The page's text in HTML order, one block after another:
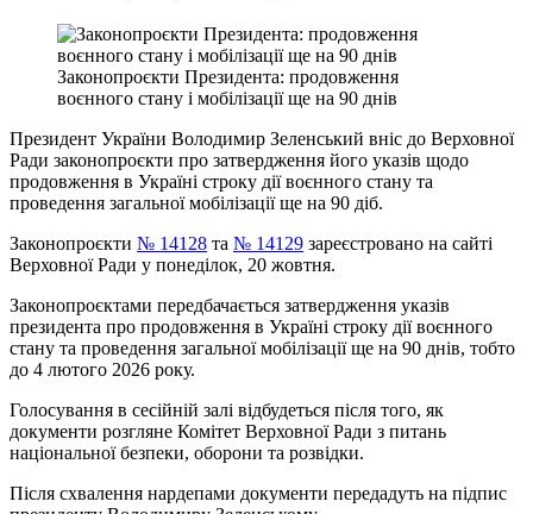
Законопроєкти Президента: продовження
воєнного стану і мобілізації ще на 90 днів
Президент України Володимир Зеленський вніс до Верховної
Ради законопроєкти про затвердження його указів щодо
продовження в Україні строку дії воєнного стану та
проведення загальної мобілізації ще на 90 діб.
Законопроєкти № 14128 та № 14129 зареєстровано на сайті
Верховної Ради у понеділок, 20 жовтня.
Законопроєктами передбачається затвердження указів
президента про продовження в Україні строку дії воєнного
стану та проведення загальної мобілізації ще на 90 днів, тобто
до 4 лютого 2026 року.
Голосування в сесійній залі відбудеться після того, як
документи розгляне Комітет Верховної Ради з питань
національної безпеки, оборони та розвідки.
Після схвалення нардепами документи передадуть на підпис